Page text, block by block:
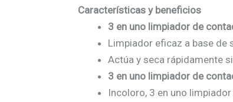
Características y beneficios
3 en uno limpiador de
Limpiador eficaz a base de
Actúa y seca rápidamente
3 en uno limpiador de
Incoloro, 3 en uno